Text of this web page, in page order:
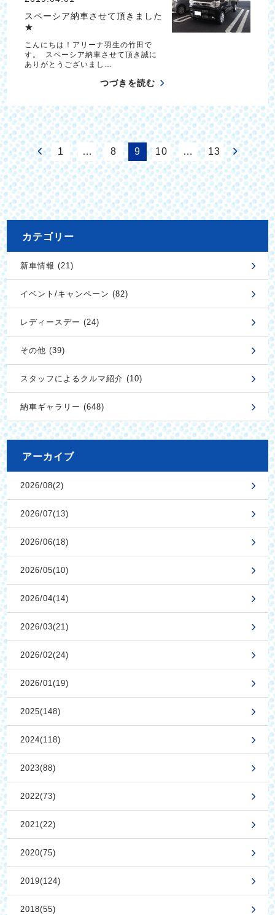
スペーシア納車させて頂きました
★
こんにちは！アリーナ羽生の竹田で
す。 スペーシア納車させて頂き誠に
ありがとうございまし…
つづきを読む
1 … 8 9 10 … 13
カテゴリー
新車情報 (21)
イベント/キャンペーン (82)
レディースデー (24)
その他 (39)
スタッフによるクルマ紹介 (10)
納車ギャラリー (648)
アーカイブ
2026/08(2)
2026/07(13)
2026/06(18)
2026/05(10)
2026/04(14)
2026/03(21)
2026/02(24)
2026/01(19)
2025(148)
2024(118)
2023(88)
2022(73)
2021(22)
2020(75)
2019(124)
2018(55)